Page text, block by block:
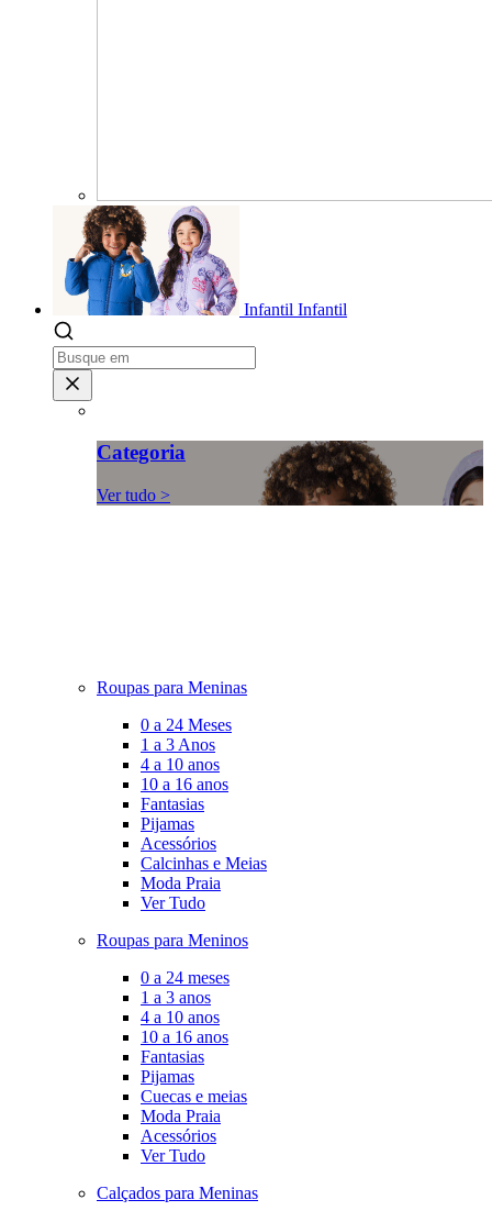
Infantil Infantil
Categoria
Ver tudo >
Roupas para Meninas
0 a 24 Meses
1 a 3 Anos
4 a 10 anos
10 a 16 anos
Fantasias
Pijamas
Acessórios
Calcinhas e Meias
Moda Praia
Ver Tudo
Roupas para Meninos
0 a 24 meses
1 a 3 anos
4 a 10 anos
10 a 16 anos
Fantasias
Pijamas
Cuecas e meias
Moda Praia
Acessórios
Ver Tudo
Calçados para Meninas